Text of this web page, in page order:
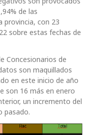
de las
provincia, con 23
sobre estas fechas de
Concesionarios de
son maquillados
en este inicio de año
son 16 más en enero
un incremento del
pasado.